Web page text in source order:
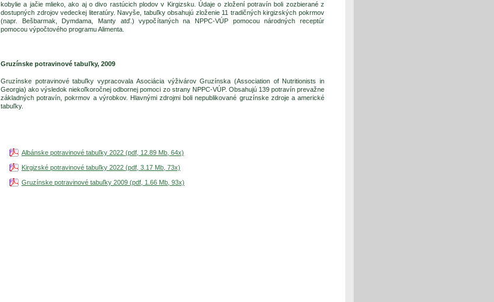
kobylie a jačie mlieko, ako aj o divo rastúcich plodov v Kirgizsku. Údaje o zložení potravín boli zozbierané z
dostupných zdrojov vedeckej literatúry. Navyše, tabuľky obsahujú zloženie 11 tradičných kirgizských pokrmov
(napr. Bešbarmak, Dymdama, Manty atď.) vypočítaných na NPPC-VÚP pomocou národných receptúr
pomocou výpočtového programu Alimenta.
Gruzínske potravinové tabuľky, 2009
Gruzínske potravinové tabuľky vypracovala Asociácia výživárov Gruzínska (Association of Nutritionists in
Georgia) ako výsledok niekoľkoročnej odbornej pomoci zo strany NPPC-VÚP. Obsahujú 139 potravín prevažne
základných potravín, pokrmov a výrobkov. Hlavnými zdrojmi boli nepublikované gruzínske zdroje a americké
tabuľky.
Albánske potravinové tabuľky 2022 (pdf, 12.89 Mb, 64x)
Kirgizské potravinové tabuľky 2022 (pdf, 3.17 Mb, 73x)
Gruzínske potravinové tabuľky 2009 (pdf, 1.66 Mb, 93x)